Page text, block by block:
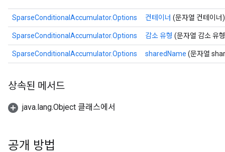
SparseConditionalAccumulator.Options 컨테이너 (문자열 컨테이너)
SparseConditionalAccumulator.Options 감소 유형 (문자열 감소 유
SparseConditionalAccumulator.Options sharedName (문자열
상속된 메서드
java.lang.Object 클래스에서
공개 방법